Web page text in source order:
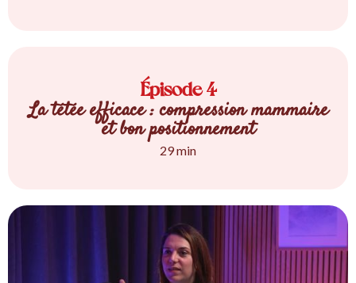
Épisode 4
La tétée efficace : compression mammaire
et bon positionnement
29 min